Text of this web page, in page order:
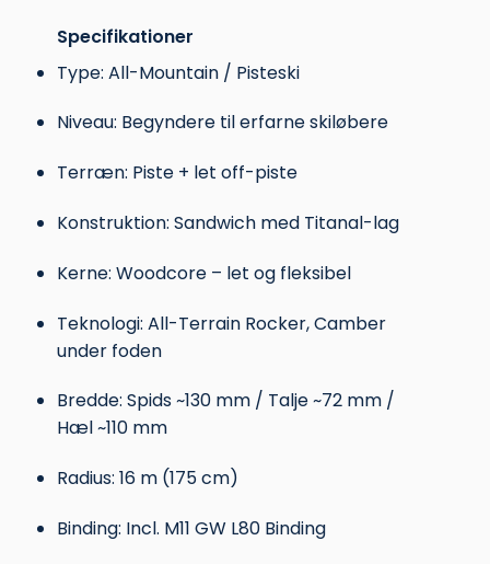
Specifikationer
Type: All-Mountain / Pisteski
Niveau: Begyndere til erfarne skiløbere
Terræn: Piste + let off-piste
Konstruktion: Sandwich med Titanal-lag
Kerne: Woodcore – let og fleksibel
Teknologi: All-Terrain Rocker, Camber
under foden
Bredde: Spids ~130 mm / Talje ~72 mm /
Hæl ~110 mm
Radius: 16 m (175 cm)
Binding: Incl. M11 GW L80 Binding